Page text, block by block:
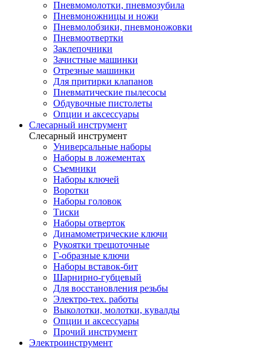
Пневмомолотки, пневмозубила
Пневмоножницы и ножи
Пневмолобзики, пневмоножовки
Пневмоотвертки
Заклепочники
Зачистные машинки
Отрезные машинки
Для притирки клапанов
Пневматические пылесосы
Обдувочные пистолеты
Опции и аксессуары
Слесарный инструмент
Слесарный инструмент
Универсальные наборы
Наборы в ложементах
Съемники
Наборы ключей
Воротки
Наборы головок
Тиски
Наборы отверток
Динамометрические ключи
Рукоятки трещоточные
Г-образные ключи
Наборы вставок-бит
Шарнирно-губцевый
Для восстановления резьбы
Электро-тех. работы
Выколотки, молотки, кувалды
Опции и аксессуары
Прочий инструмент
Электроинструмент